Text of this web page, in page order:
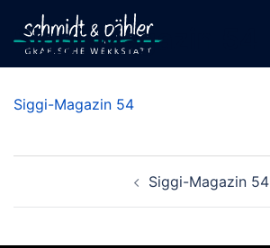
Inhalt
springen
Siggi-Magazin 54
Siggi-Magazin 54
Navigation
Siggi-Magazin 54